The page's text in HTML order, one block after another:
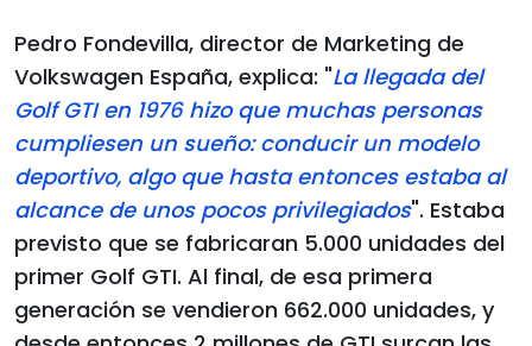
Pedro Fondevilla, director de Marketing de
Volkswagen España, explica: "La llegada del
Golf GTI en 1976 hizo que muchas personas
cumpliesen un sueño: conducir un modelo
deportivo, algo que hasta entonces estaba al
alcance de unos pocos privilegiados". Estaba
previsto que se fabricaran 5.000 unidades del
primer Golf GTI. Al final, de esa primera
generación se vendieron 662.000 unidades, y